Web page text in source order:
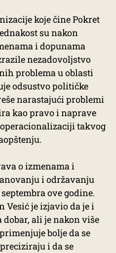
koje čine Pokret
su nakon
i dopunama
nezadovoljstvo
problema u oblasti
odsustvo političke
narastajući problemi
kao pravo i naprave
takvog
o izmenama i
i održavanju
ove godine.
Vesić je izjavio da je i
dobar, ali je nakon više
bolje da se
i da se